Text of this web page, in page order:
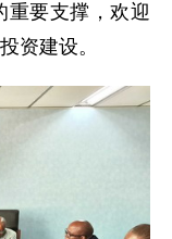
重要支撑，欢迎
资建设。